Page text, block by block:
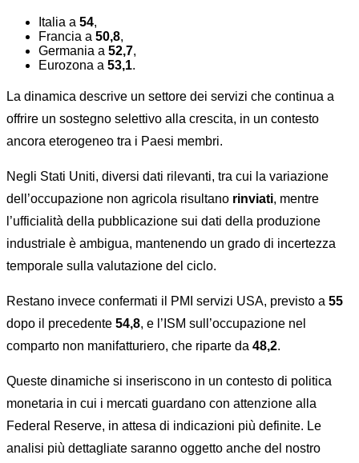
Italia a 54,
Francia a 50,8,
Germania a 52,7,
Eurozona a 53,1.
La dinamica descrive un settore dei servizi che continua a
offrire un sostegno selettivo alla crescita, in un contesto
ancora eterogeneo tra i Paesi membri.
Negli Stati Uniti, diversi dati rilevanti, tra cui la variazione
dell’occupazione non agricola risultano rinviati, mentre
l’ufficialità della pubblicazione sui dati della produzione
industriale è ambigua, mantenendo un grado di incertezza
temporale sulla valutazione del ciclo.
Restano invece confermati il PMI servizi USA, previsto a 55
dopo il precedente 54,8, e l’ISM sull’occupazione nel
comparto non manifatturiero, che riparte da 48,2.
Queste dinamiche si inseriscono in un contesto di politica
monetaria in cui i mercati guardano con attenzione alla
Federal Reserve, in attesa di indicazioni più definite. Le
analisi più dettagliate saranno oggetto anche del nostro